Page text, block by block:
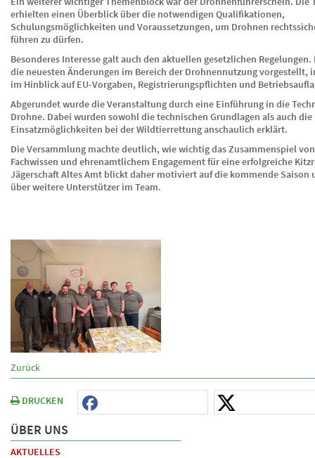
erhielten einen Überblick über die notwendigen Qualifikationen,
Schulungsmöglichkeiten und Voraussetzungen, um Drohnen
führen zu dürfen.
Besonderes Interesse galt auch den aktuellen gesetzlichen
die neuesten Änderungen im Bereich der Drohnennutzung vorgestellt,
im Hinblick auf EU-Vorgaben, Registrierungspflichten und
Abgerundet wurde die Veranstaltung durch eine Einführung in die
Drohne. Dabei wurden sowohl die technischen Grundlagen als auch
Einsatzmöglichkeiten bei der Wildtierrettung anschaulich erklärt.
Die Versammlung machte deutlich, wie wichtig das Zusammenspiel
Fachwissen und ehrenamtlichem Engagement für eine erfolgreiche
Jägerschaft Altes Amt blickt daher motiviert auf die kommende Saison
über weitere Unterstützer im Team.
Zurück
DRUCKEN
ÜBER UNS
AKTUELLES